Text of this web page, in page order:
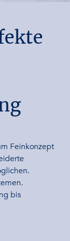
Feinkonzept
bis